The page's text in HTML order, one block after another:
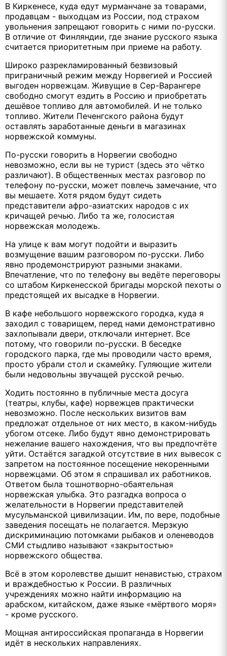
В Киркенесе, куда едут мурманчане за товарами,
продавцам - выходцам из России, под страхом
увольнения запрещают говорить с ними по-русски.
В отличие от Финляндии, где знание русского языка
считается приоритетным при приеме на работу.
Широко разрекламированный безвизовый
приграничный режим между Норвегией и Россией
выгоден норвежцам. Живущие в Сер-Варангере
свободно смогут ездить в Россию и приобретать
дешёвое топливо для автомобилей. И не только
топливо. Жители Печенгского района будут
оставлять заработанные деньги в магазинах
норвежской коммуны.
По-русски говорить в Норвегии свободно
невозможно, если вы не турист (здесь это чётко
различают). В общественных местах разговор по
телефону по-русски, может повлечь замечание, что
вы мешаете. Хотя рядом будут сидеть
представители афро-азиатских народов с их
кричащей речью. Либо та же, голосистая
норвежская молодежь.
На улице к вам могут подойти и выразить
возмущение вашим разговором по-русски. Либо
явно продемонстрируют разными знаками.
Впечатление, что по телефону вы ведёте переговоры
со штабом Киркенесской бригады морской пехоты о
предстоящей их высадке в Норвегии.
В кафе небольшого норвежского городка, куда я
заходил с товарищем, перед нами демонстративно
захлопывали двери, отключали интернет. Все
потому, что говорили по-русски. В беседке
городского парка, где мы проводили часто время,
просто убрали стол и скамейку. Гуляющие жители
были недовольны звучащей русской речью.
Ходить постоянно в публичные места досуга
(театры, клубы, кафе) норвежцев практически
невозможно. После нескольких визитов вам
предложат отдельное от них место, в каком-нибудь
убогом отсеке. Либо будут явно демонстрировать
нежелание вашего нахождения, что вы предпочтёте
уйти. Остаётся загадкой отсутствие в них вывесок с
запретом на постоянное посещение некоренными
норвежцами. Об этом я спрашивал их работников.
Ответом была тошнотворно-обаятельная
норвежская улыбка. Это разгадка вопроса о
желательности в Норвегии представителей
мусульманской цивилизации. Им, по вере, подобные
заведения посещать не полагается. Мерзкую
дискриминацию потомками рыбаков и оленеводов
СМИ стыдливо называют «закрытостью»
норвежского общества.
Всё в этом королевстве дышит ненавистью, страхом
и враждебностью к России. В различных
учреждениях можно найти информацию на
арабском, китайском, даже языке «мёртвого моря»
- кроме русского.
Мощная антироссийская пропаганда в Норвегии
идёт в нескольких направлениях.